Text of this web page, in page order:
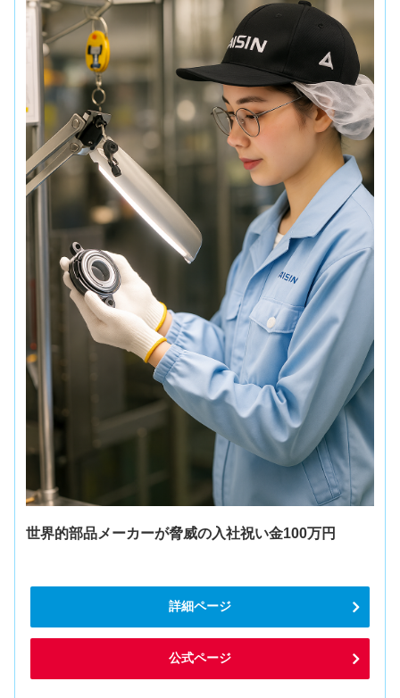
世界的部品メーカーが脅威の入社祝い金100万円
詳細ページ
公式ページ